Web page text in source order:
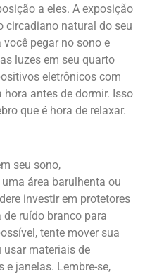
a eles. A exposição
circadiano natural do seu
pegar no sono e
luzes em seu quarto
eletrônicos com
antes de dormir. Isso
que é hora de relaxar.
seu sono,
área barulhenta ou
investir em protetores
ruído branco para
tente mover sua
usar materiais de
janelas. Lembre-se,